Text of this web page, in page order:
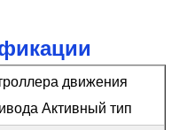
областях
днем ​​и ночью
могут
движения
Активный тип